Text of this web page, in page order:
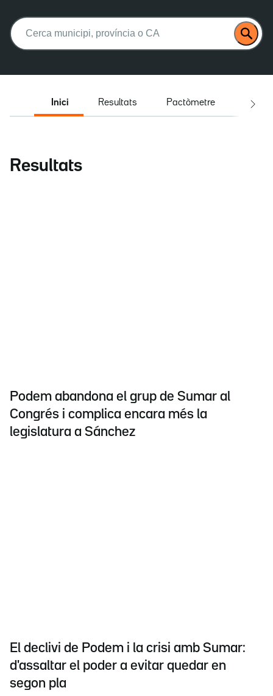
Buscar:
Inici Resultats Pactòmetre
Resultats
Podem abandona el grup de Sumar al
Congrés i complica encara més la
legislatura a Sánchez
El declivi de Podem i la crisi amb Sumar:
d'assaltar el poder a evitar quedar en
segon pla